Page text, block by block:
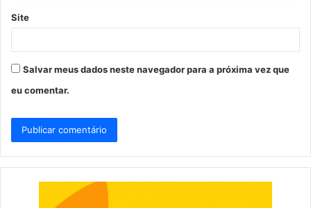
Site
Salvar meus dados neste navegador para a próxima vez que
eu comentar.